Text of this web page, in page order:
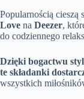
Popularnością cieszą
Love na Deezer,
do codziennego
Dzięki bogactwu
te składanki
wszystkich